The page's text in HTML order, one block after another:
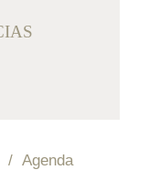
/ Agenda